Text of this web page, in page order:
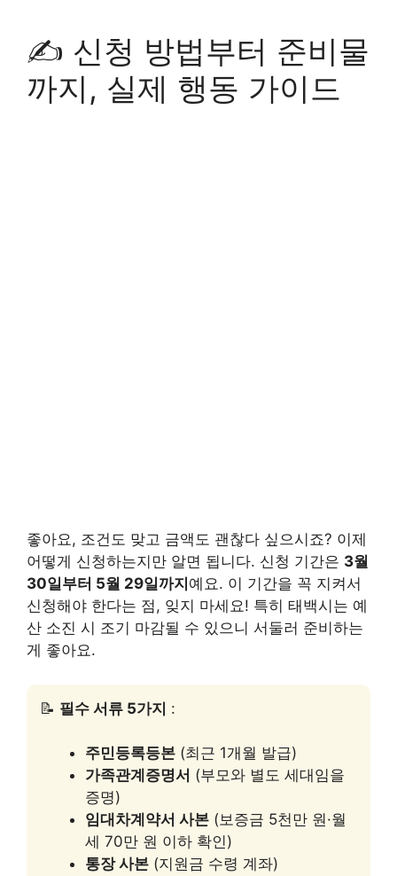
✍️ 신청 방법부터 준비물
까지, 실제 행동 가이드
좋아요, 조건도 맞고 금액도 괜찮다 싶으시죠? 이제
어떻게 신청하는지만 알면 됩니다. 신청 기간은 3월
30일부터 5월 29일까지 예요. 이 기간을 꼭 지켜서
신청해야 한다는 점, 잊지 마세요! 특히 태백시는 예
산 소진 시 조기 마감될 수 있으니 서둘러 준비하는
게 좋아요.
📝 필수 서류 5가지 :
주민등록등본 (최근 1개월 발급)
가족관계증명서 (부모와 별도 세대임을
증명)
임대차계약서 사본 (보증금 5천만 원·월
세 70만 원 이하 확인)
통장 사본 (지원금 수령 계좌)